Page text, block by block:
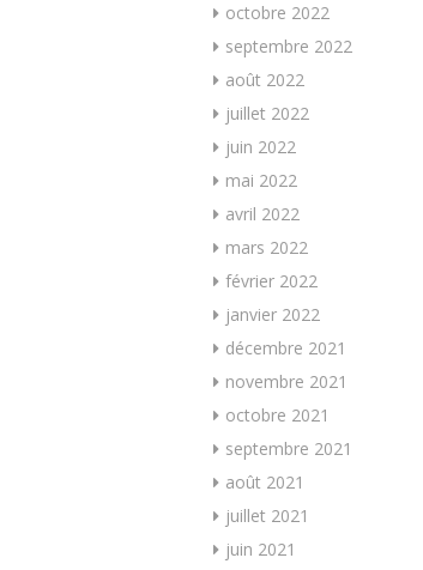
octobre 2022
septembre 2022
août 2022
juillet 2022
juin 2022
mai 2022
avril 2022
mars 2022
février 2022
janvier 2022
décembre 2021
novembre 2021
octobre 2021
septembre 2021
août 2021
juillet 2021
juin 2021